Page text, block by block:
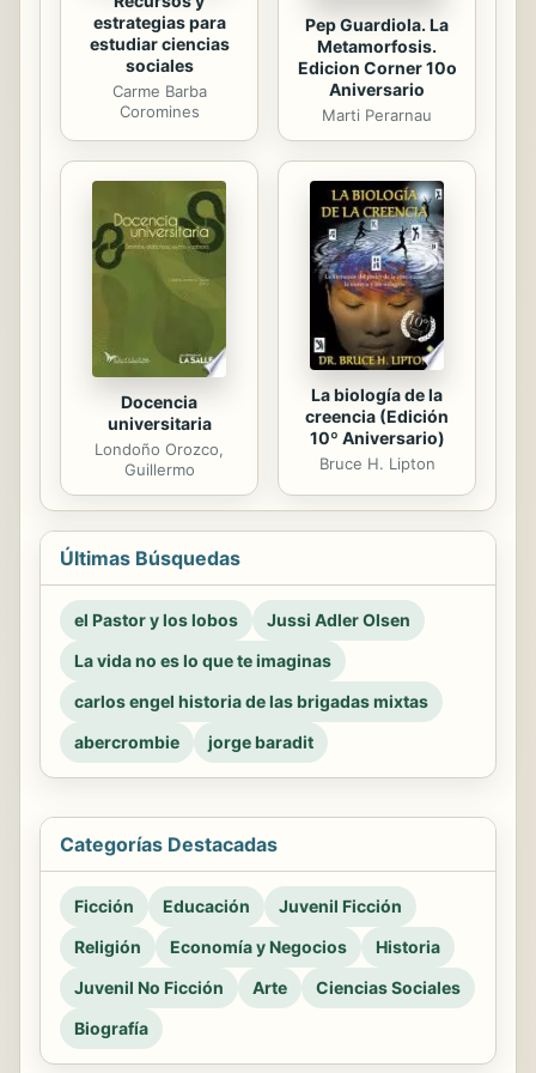
estrategias para
estudiar ciencias
sociales
Carme Barba
Coromines
Pep Guardiola. La
Metamorfosis.
Edicion Corner 10o
Aniversario
Marti Perarnau
Docencia
universitaria
Londoño Orozco,
Guillermo
La biología de la
creencia (Edición
10º Aniversario)
Bruce H. Lipton
Últimas Búsquedas
el Pastor y los lobos
Jussi Adler Olsen
La vida no es lo que te imaginas
carlos engel historia de las brigadas mixtas
abercrombie
jorge baradit
Categorías Destacadas
Ficción Educación
Juvenil Ficción
Religión
Economía y Negocios
Historia
Juvenil No Ficción
Arte
Ciencias Sociales
Biografía